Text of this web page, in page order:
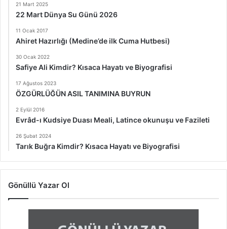
21 Mart 2025
22 Mart Dünya Su Günü 2026
11 Ocak 2017
Ahiret Hazırlığı (Medine’de ilk Cuma Hutbesi)
30 Ocak 2022
Safiye Ali Kimdir? Kısaca Hayatı ve Biyografisi
17 Ağustos 2023
ÖZGÜRLÜĞÜN ASIL TANIMINA BUYRUN
2 Eylül 2016
Evrâd-ı Kudsiye Duası Meali, Latince okunuşu ve Fazileti
26 Şubat 2024
Tarık Buğra Kimdir? Kısaca Hayatı ve Biyografisi
Gönüllü Yazar Ol